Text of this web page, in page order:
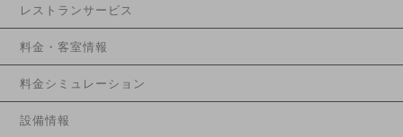
レストランサービス
料金・客室情報
料金シミュレーション
設備情報